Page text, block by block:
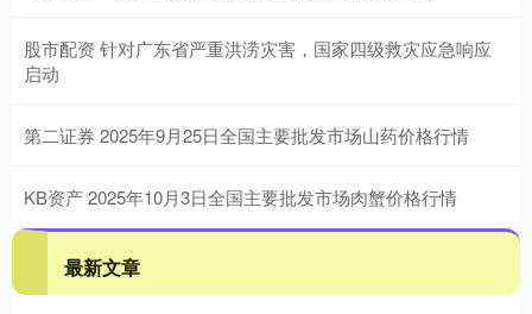
股市配资 针对广东省严重洪涝灾害，国家四级救灾应急响应
启动
第二证券 2025年9月25日全国主要批发市场山药价格行情
KB资产 2025年10月3日全国主要批发市场肉蟹价格行情
最新文章